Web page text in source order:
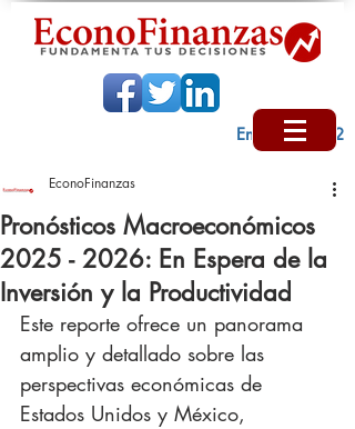
Encabezado 2
Pronósticos Macroeconómicos
2025 - 2026: En Espera de la
Inversión y la Productividad
EconoFinanzas
Este reporte ofrece un panorama
amplio y detallado sobre las
perspectivas económicas de
Estados Unidos y México,